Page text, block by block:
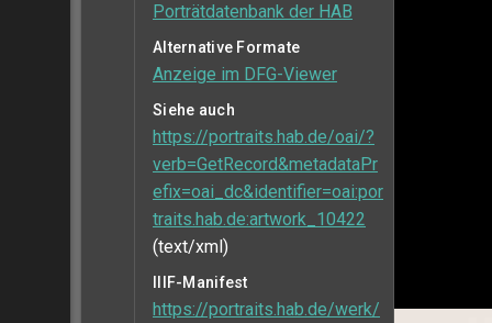
Porträtdatenbank der HAB
Alternative Formate
Anzeige im DFG-Viewer
Siehe auch
https://portraits.hab.de/oai/?
verb=GetRecord&metadataPr
efix=oai_dc&identifier=oai:por
traits.hab.de:artwork_10422
(text/xml)
IIIF-Manifest
https://portraits.hab.de/werk/